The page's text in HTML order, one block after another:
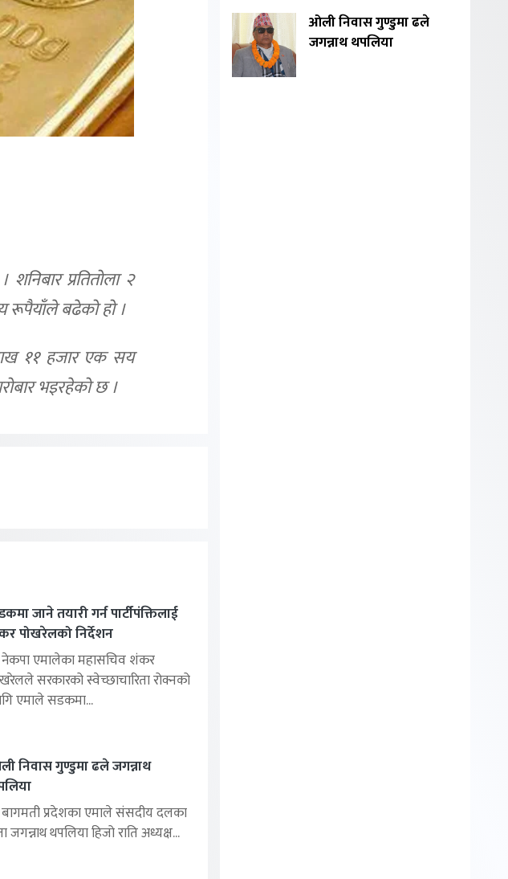
प्रतितोला २
रूपैयाँले बढेको हो ।
११ हजार एक सय
भइरहेको छ ।
जाने तयारी गर्न पार्टीपंक्तिलाई
पोखरेलको निर्देशन
नेकपा एमालेका महासचिव शंकर
सरकारको स्वेच्छाचारिता रोक्नको
एमाले सडकमा...
निवास गुण्डुमा ढले जगन्नाथ
बागमती प्रदेशका एमाले संसदीय दलका
जगन्नाथ थपलिया हिजो राति अध्यक्ष...
ओली निवास गुण्डुमा ढले
जगन्नाथ थपलिया